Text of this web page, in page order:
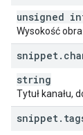
"
},
"
"
],
"
unsigned
Wysokość
snippet.
string
Tytuł kanału,
snippet.